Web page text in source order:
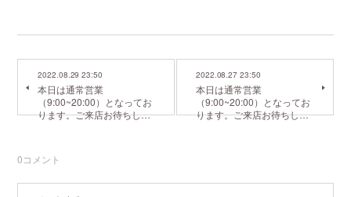
2022.08.29 23:50
本日は通常営業
（9:00~20:00）となってお
ります。ご来店お待ちし…
2022.08.27 23:50
本日は通常営業
（9:00~20:00）となってお
ります。ご来店お待ちし…
0コメント